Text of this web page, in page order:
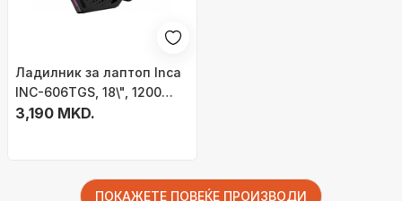
Ладилник за лаптоп Inca
INC-606TGS, 18\", 1200
RPM, црн
3,190 MKD.
ПОКАЖЕТЕ ПОВЕЌЕ ПРОИЗВОДИ